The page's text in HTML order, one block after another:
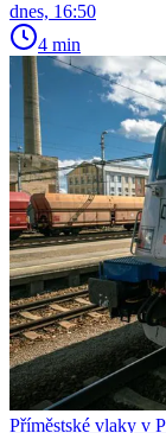
dnes, 16:50
4 min
Příměstské vlaky v